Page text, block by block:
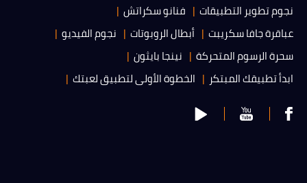
نجوم تطوير التطبيقات
فنانو سكراتش
عباقرة جافا سكريبت
أبطال الروبوتات
نجوم الفيديو
سحرة الرسوم المتحركة
نينجا بايثون
ابدأ تطبيقك المبتكر
الخطوة الأولى لتطبيق لعبتك